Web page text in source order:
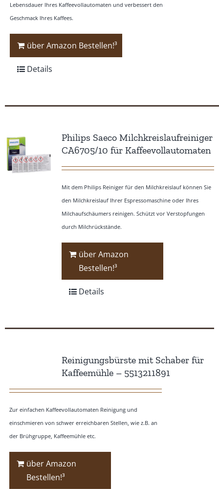
Lebensdauer Ihres Kaffeevollautomaten und verbessert den
Geschmack Ihres Kaffees.
über Amazon Bestellen!³
Details
Philips Saeco Milchkreislaufreiniger
CA6705/10 für Kaffeevollautomaten
Mit dem Philips Reiniger für den Milchkreislauf können Sie
den Milchkreislauf Ihrer Espressomaschine oder Ihres
Milchaufschäumers reinigen. Schützt vor Verstopfungen
durch Milchrückstände.
über Amazon
Bestellen!³
Details
Reinigungsbürste mit Schaber für
Kaffeemühle – 5513211891
Zur einfachen Kaffeevollautomaten Reinigung und
einschmieren von schwer erreichbaren Stellen, wie z.B. an
der Brühgruppe, Kaffeemühle etc.
über Amazon
Bestellen!³